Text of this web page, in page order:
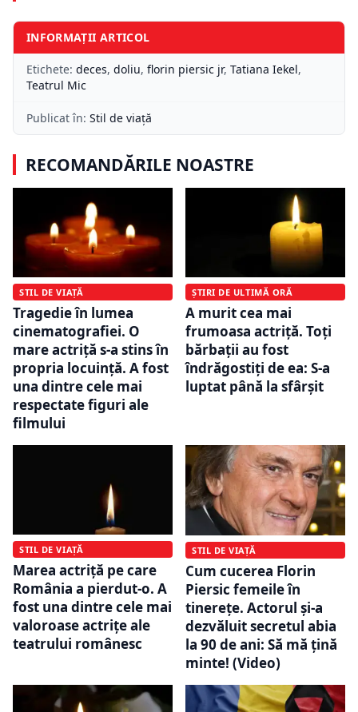
INFORMAȚII ARTICOL
Etichete: deces, doliu, florin piersic jr, Tatiana Iekel,
Teatrul Mic
Publicat în: Stil de viață
RECOMANDĂRILE NOASTRE
STIL DE VIAȚĂ
Tragedie în lumea
cinematografiei. O
mare actriță s-a stins în
propria locuință. A fost
una dintre cele mai
respectate figuri ale
filmului
ȘTIRI DE ULTIMĂ ORĂ
A murit cea mai
frumoasa actriță. Toți
bărbații au fost
îndrăgostiți de ea: S-a
luptat până la sfârșit
STIL DE VIAȚĂ
Marea actriță pe care
România a pierdut-o. A
fost una dintre cele mai
valoroase actrițe ale
teatrului românesc
STIL DE VIAȚĂ
Cum cucerea Florin
Piersic femeile în
tinerețe. Actorul și-a
dezvăluit secretul abia
la 90 de ani: Să mă țină
minte! (Video)